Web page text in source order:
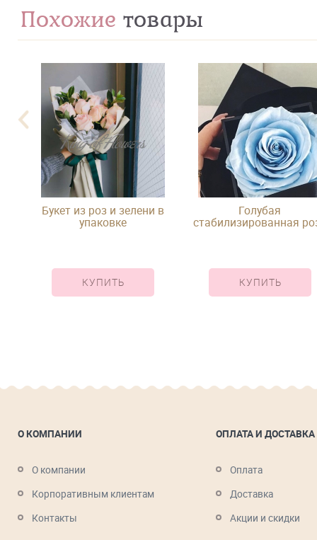
Похожие товары
Букет из роз и зелени в
упаковке
КУПИТЬ
Голубая
стабилизированная
КУПИТЬ
О КОМПАНИИ
О компании
Корпоративным клиентам
Контакты
ОПЛАТА И ДОСТАВКА
Оплата
Доставка
Акции и скидки